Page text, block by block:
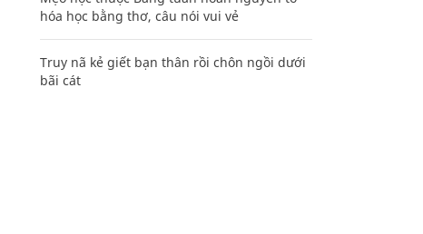
hóa học bằng thơ, câu nói vui vẻ
Truy nã kẻ giết bạn thân rồi chôn ngồi dưới
bãi cát